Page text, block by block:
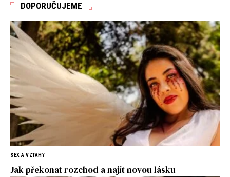
DOPORUČUJEME
SEX A VZTAHY
Jak překonat rozchod a najít novou lásku